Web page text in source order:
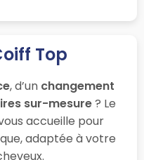
Top
, d’un changement
sur-mesure? Le
accueille pour
adaptée à votre